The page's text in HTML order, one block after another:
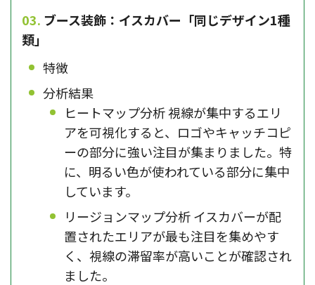
ブース装飾：イスカバー「同じデザイン1種
類」
特徴
分析結果
ヒートマップ分析 視線が集中するエリ
アを可視化すると、ロゴやキャッチコピ
ーの部分に強い注目が集まりました。特
に、明るい色が使われている部分に集中
しています。
リージョンマップ分析 イスカバーが配
置されたエリアが最も注目を集めやす
く、視線の滞留率が高いことが確認され
ました。